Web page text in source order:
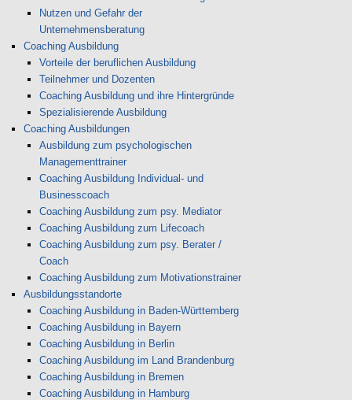
Nutzen und Gefahr der
Unternehmensberatung
Coaching Ausbildung
Vorteile der beruflichen Ausbildung
Teilnehmer und Dozenten
Coaching Ausbildung und ihre Hintergründe
Spezialisierende Ausbildung
Coaching Ausbildungen
Ausbildung zum psychologischen
Managementtrainer
Coaching Ausbildung Individual- und
Businesscoach
Coaching Ausbildung zum psy. Mediator
Coaching Ausbildung zum Lifecoach
Coaching Ausbildung zum psy. Berater /
Coach
Coaching Ausbildung zum Motivationstrainer
Ausbildungsstandorte
Coaching Ausbildung in Baden-Württemberg
Coaching Ausbildung in Bayern
Coaching Ausbildung in Berlin
Coaching Ausbildung im Land Brandenburg
Coaching Ausbildung in Bremen
Coaching Ausbildung in Hamburg